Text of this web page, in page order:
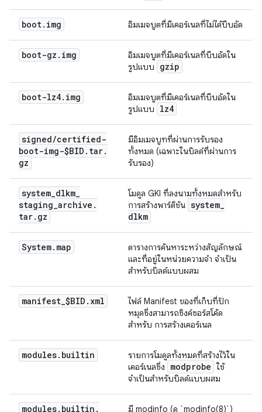
boot. img อิมเมจบูตที่มีเคอร์เนลที่ไม่ได้บีบอัด
boot-gz . img
อิมเมจบูตที่มีเคอร์เนลที่บีบอัดใน
รูปแบบ
gzip
boot-lz4. img
อิมเมจบูตที่มีเคอร์เนลที่บีบอัดใน
รูปแบบ
lz4
signed/certified-
boot-img-$BID . tar.
gz
มีอิมเมจบูทที่ผ่านการรับรอง
ทั้งหมด (เฉพาะในบิลด์ที่ผ่านการ
รับรอง)
system_dlkm_
staging_archive .
tar. gz
โมดูล GKI ที่ลงนามทั้งหมดสําหรับ
การสร้างพาร์ติชัน system_
dlkm
System. map
ตารางการค้นหาระหว่างสัญลักษณ์
และที่อยู่ในหน่วยความจำ จำเป็น
สำหรับบิลด์แบบผสม
manifest_$BID . xml
ไฟล์ Manifest ของที่เก็บที่ปัก
หมุดซึ่งสามารถซิงค์ซอร์สโค้ด
สำหรับ การสร้างเคอร์เนล
modules. builtin
รายการโมดูลทั้งหมดที่สร้างไว้ใน
เคอร์เนลซึ่ง
modprobe ใช้
จำเป็นสำหรับบิลด์แบบผสม
modules. builtin . มี modinfo (ดู `modinfo(8)`)